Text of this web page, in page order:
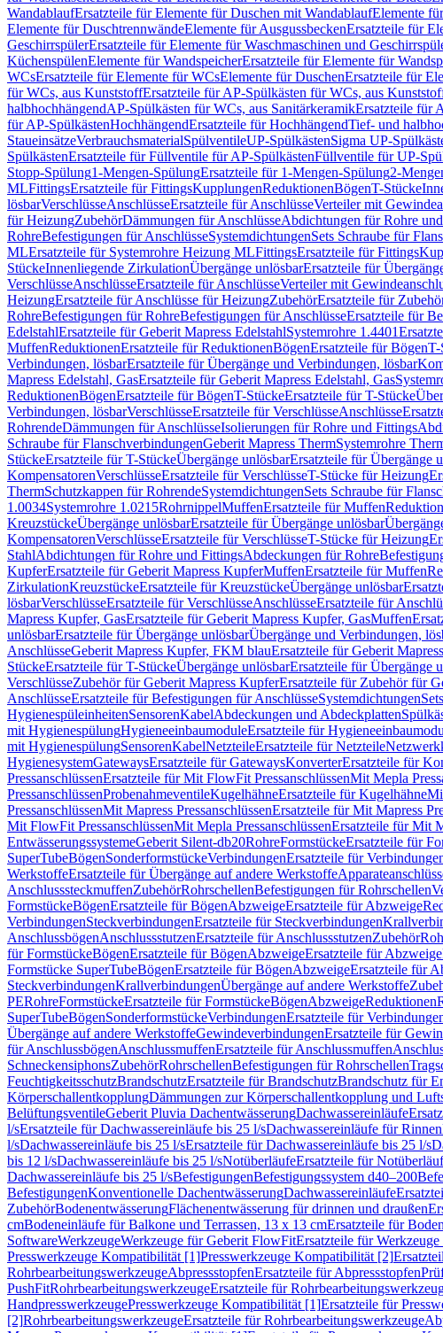
WandablaufErsatzteile für Elemente für Duschen mit WandablaufElemente
Elemente für DuschtrennwändeElemente für AusgussbeckenErsatzteile für
GeschirrspülerErsatzteile für Elemente für Waschmaschinen und
KüchenspülenElemente für WandspeicherErsatzteile für Elemente für
WCsErsatzteile für Elemente für WCsElemente für DuschenErsatzteile für
für WCs, aus KunststoffErsatzteile für AP-Spülkästen für WCs, aus
halbhochhängendAP-Spülkästen für WCs, aus SanitärkeramikErsatzteile für
für AP-SpülkästenHochhängendErsatzteile für HochhängendTief- und
StaueinsätzeVerbrauchsmaterialSpülventileUP-SpülkästenSigma UP-
SpülkästenErsatzteile für Füllventile für AP-SpülkästenFüllventile für UP-
Stopp-Spülung1-Mengen-SpülungErsatzteile für 1-Mengen-Spülung2-
MLFittingsErsatzteile für FittingsKupplungenReduktionenBögenT-Stücke
lösbarVerschlüsseAnschlüsseErsatzteile für AnschlüsseVerteiler mit
für HeizungZubehörDämmungen für AnschlüsseAbdichtungen für Rohre
RohreBefestigungen für AnschlüsseSystemdichtungenSets Schraube für
MLErsatzteile für Systemrohre Heizung MLFittingsErsatzteile für Fittings
StückeInnenliegende ZirkulationÜbergänge unlösbarErsatzteile für
VerschlüsseAnschlüsseErsatzteile für AnschlüsseVerteiler mit
HeizungErsatzteile für Anschlüsse für HeizungZubehörErsatzteile für
RohreBefestigungen für RohreBefestigungen für AnschlüsseErsatzteile für
EdelstahlErsatzteile für Geberit Mapress EdelstahlSystemrohre 1.4401
MuffenReduktionenErsatzteile für ReduktionenBögenErsatzteile für BögenT-
Verbindungen, lösbarErsatzteile für Übergänge und Verbindungen, lösbar
Mapress Edelstahl, GasErsatzteile für Geberit Mapress Edelstahl, Gas
ReduktionenBögenErsatzteile für BögenT-StückeErsatzteile für T-Stücke
Verbindungen, lösbarVerschlüsseErsatzteile für VerschlüsseAnschlüsse
RohrendeDämmungen für AnschlüsseIsolierungen für Rohre und Fittings
Schraube für FlanschverbindungenGeberit Mapress ThermSystemrohre
StückeErsatzteile für T-StückeÜbergänge unlösbarErsatzteile für Übergänge
KompensatorenVerschlüsseErsatzteile für VerschlüsseT-Stücke für Heizung
ThermSchutzkappen für RohrendeSystemdichtungenSets Schraube für
1.0034Systemrohre 1.0215RohrnippelMuffenErsatzteile für Muffen
KreuzstückeÜbergänge unlösbarErsatzteile für Übergänge unlösbar
KompensatorenVerschlüsseErsatzteile für VerschlüsseT-Stücke für Heizung
StahlAbdichtungen für Rohre und FittingsAbdeckungen für Rohre
KupferErsatzteile für Geberit Mapress KupferMuffenErsatzteile für Muffen
ZirkulationKreuzstückeErsatzteile für KreuzstückeÜbergänge unlösbar
lösbarVerschlüsseErsatzteile für VerschlüsseAnschlüsseErsatzteile für
Mapress Kupfer, GasErsatzteile für Geberit Mapress Kupfer, GasMuffen
unlösbarErsatzteile für Übergänge unlösbarÜbergänge und Verbindungen,
AnschlüsseGeberit Mapress Kupfer, FKM blauErsatzteile für Geberit
StückeErsatzteile für T-StückeÜbergänge unlösbarErsatzteile für Übergänge
VerschlüsseZubehör für Geberit Mapress KupferErsatzteile für Zubehör für
AnschlüsseErsatzteile für Befestigungen für AnschlüsseSystemdichtungen
HygienespüleinheitenSensorenKabelAbdeckungen und Abdeckplatten
mit HygienespülungHygieneeinbaumoduleErsatzteile für
mit HygienespülungSensorenKabelNetzteileErsatzteile für Netzteile
HygienesystemGatewaysErsatzteile für GatewaysKonverterErsatzteile für
PressanschlüssenErsatzteile für Mit FlowFit PressanschlüssenMit Mepla
PressanschlüssenProbenahmeventileKugelhähneErsatzteile für Kugelhähne
PressanschlüssenMit Mapress PressanschlüssenErsatzteile für Mit Mapress
Mit FlowFit PressanschlüssenMit Mepla PressanschlüssenErsatzteile für Mit
EntwässerungssystemeGeberit Silent-db20RohreFormstückeErsatzteile für
SuperTubeBögenSonderformstückeVerbindungenErsatzteile für
WerkstoffeErsatzteile für Übergänge auf andere Werkstoffe
AnschlusssteckmuffenZubehörRohrschellenBefestigungen für Rohrschellen
FormstückeBögenErsatzteile für BögenAbzweigeErsatzteile für Abzweige
VerbindungenSteckverbindungenErsatzteile für Steckverbindungen
AnschlussbögenAnschlussstutzenErsatzteile für AnschlussstutzenZubehör
für FormstückeBögenErsatzteile für BögenAbzweigeErsatzteile für Abzweige
Formstücke SuperTubeBögenErsatzteile für BögenAbzweigeErsatzteile für
SteckverbindungenKrallverbindungenÜbergänge auf andere Werkstoffe
PERohreFormstückeErsatzteile für FormstückeBögenAbzweigeReduktionen
SuperTubeBögenSonderformstückeVerbindungenErsatzteile für
Übergänge auf andere WerkstoffeGewindeverbindungenErsatzteile für
für AnschlussbögenAnschlussmuffenErsatzteile für Anschlussmuffen
SchneckensiphonsZubehörRohrschellenBefestigungen für Rohrschellen
FeuchtigkeitsschutzBrandschutzErsatzteile für BrandschutzBrandschutz für
KörperschallentkopplungDämmungen zur Körperschallentkopplung und
BelüftungsventileGeberit Pluvia DachentwässerungDachwassereinläufe
l/sErsatzteile für Dachwassereinläufe bis 25 l/sDachwassereinläufe für Rinnen
l/sDachwassereinläufe bis 25 l/sErsatzteile für Dachwassereinläufe bis 25 l/s
bis 12 l/sDachwassereinläufe bis 25 l/sNotüberläufeErsatzteile für
Dachwassereinläufe bis 25 l/sBefestigungenBefestigungssystem d40–200
BefestigungenKonventionelle DachentwässerungDachwassereinläufe
ZubehörBodenentwässerungFlächenentwässerung für drinnen und draußen
cmBodeneinläufe für Balkone und Terrassen, 13 x 13 cmErsatzteile für
SoftwareWerkzeugeWerkzeuge für Geberit FlowFitErsatzteile für
Presswerkzeuge Kompatibilität [1]Presswerkzeuge Kompatibilität [2]
RohrbearbeitungswerkzeugeAbpressstopfenErsatzteile für Abpressstopfen
PushFitRohrbearbeitungswerkzeugeErsatzteile für
HandpresswerkzeugePresswerkzeuge Kompatibilität [1]Ersatzteile für
[2]RohrbearbeitungswerkzeugeErsatzteile für Rohrbearbeitungswerkzeuge